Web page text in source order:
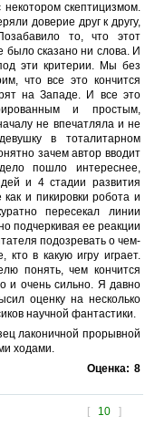
скептицизмом.
доверие друг к другу,
то, что этот
сказано ни слова. И
эти критерии. Мы без
что все это кончится
на Западе. И все это
и простым,
не впечатляла и не
в тоталитарном
зачем автор вводит
пошло интереснее,
и 4 стадии развития
и пикировки робота и
пересекал линии
подчеркивая ее реакции
подозревать о чем-
в какую игру играет.
понять, чем кончится
и очень сильно. Я давно
оценку на несколько
научной фантастики.
лаконичной прорывной
ходами.
Оценка: 8
[ 10 ]